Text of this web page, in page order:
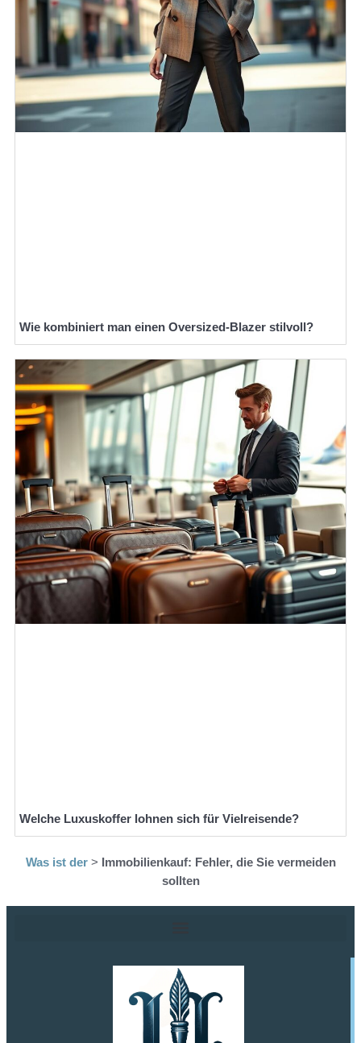
Wie kombiniert man einen Oversized-Blazer stilvoll?
Welche Luxuskoffer lohnen sich für Vielreisende?
Was ist der> Immobilienkauf: Fehler, die Sie vermeiden
sollten